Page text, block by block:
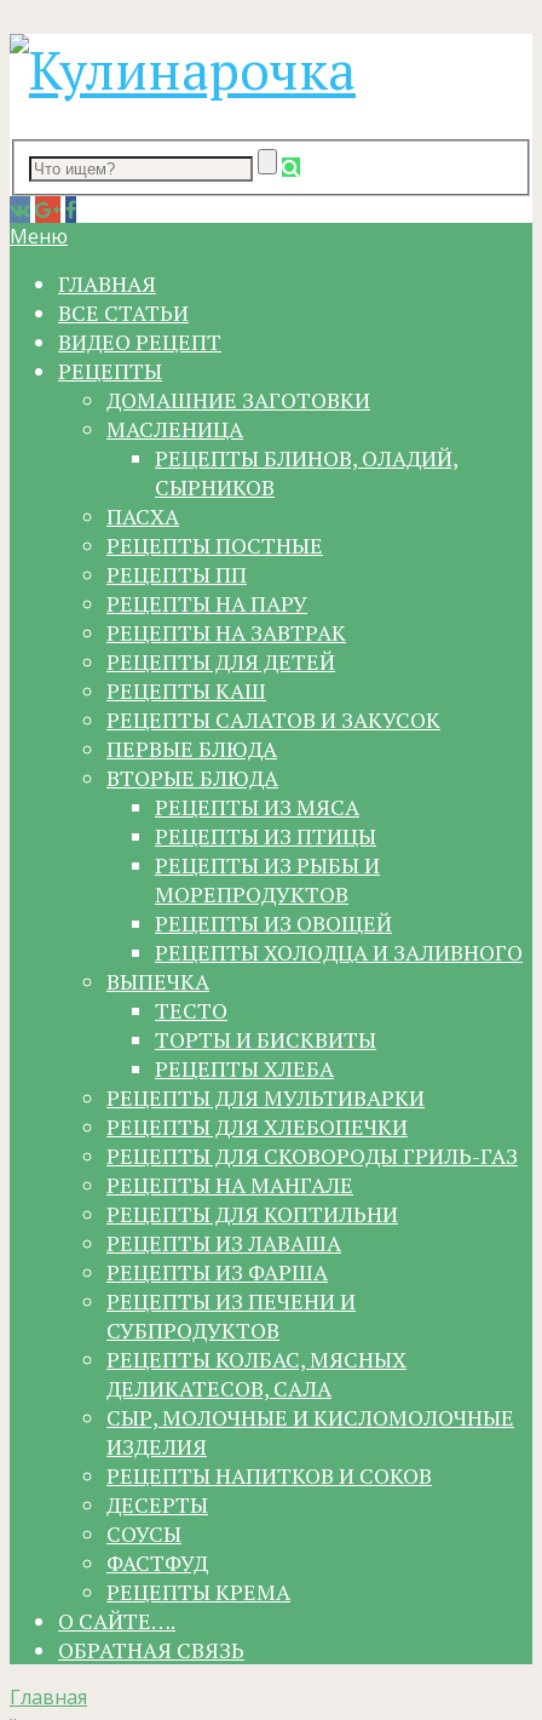
Меню
ГЛАВНАЯ
ВСЕ СТАТЬИ
ВИДЕО РЕЦЕПТ
РЕЦЕПТЫ
ДОМАШНИЕ ЗАГОТОВКИ
МАСЛЕНИЦА
РЕЦЕПТЫ БЛИНОВ, ОЛАДИЙ,
СЫРНИКОВ
ПАСХА
РЕЦЕПТЫ ПОСТНЫЕ
РЕЦЕПТЫ ПП
РЕЦЕПТЫ НА ПАРУ
РЕЦЕПТЫ НА ЗАВТРАК
РЕЦЕПТЫ ДЛЯ ДЕТЕЙ
РЕЦЕПТЫ КАШ
РЕЦЕПТЫ САЛАТОВ И ЗАКУСОК
ПЕРВЫЕ БЛЮДА
ВТОРЫЕ БЛЮДА
РЕЦЕПТЫ ИЗ МЯСА
РЕЦЕПТЫ ИЗ ПТИЦЫ
РЕЦЕПТЫ ИЗ РЫБЫ И
МОРЕПРОДУКТОВ
РЕЦЕПТЫ ИЗ ОВОЩЕЙ
РЕЦЕПТЫ ХОЛОДЦА И ЗАЛИВНОГО
ВЫПЕЧКА
ТЕСТО
ТОРТЫ И БИСКВИТЫ
РЕЦЕПТЫ ХЛЕБА
РЕЦЕПТЫ ДЛЯ МУЛЬТИВАРКИ
РЕЦЕПТЫ ДЛЯ ХЛЕБОПЕЧКИ
РЕЦЕПТЫ ДЛЯ СКОВОРОДЫ ГРИЛЬ-ГАЗ
РЕЦЕПТЫ НА МАНГАЛЕ
РЕЦЕПТЫ ДЛЯ КОПТИЛЬНИ
РЕЦЕПТЫ ИЗ ЛАВАША
РЕЦЕПТЫ ИЗ ФАРША
РЕЦЕПТЫ ИЗ ПЕЧЕНИ И
СУБПРОДУКТОВ
РЕЦЕПТЫ КОЛБАС, МЯСНЫХ
ДЕЛИКАТЕСОВ, САЛА
СЫР, МОЛОЧНЫЕ И КИСЛОМОЛОЧНЫЕ
ИЗДЕЛИЯ
РЕЦЕПТЫ НАПИТКОВ И СОКОВ
ДЕСЕРТЫ
СОУСЫ
ФАСТФУД
РЕЦЕПТЫ КРЕМА
О САЙТЕ….
ОБРАТНАЯ СВЯЗЬ
Главная